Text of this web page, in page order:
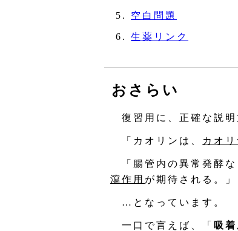
空白問題
生薬リンク
おさらい
復習用に、正確な説明
「カオリンは、 カオ
「腸管内の異常発酵な
瀉作用 が期待される。」
…となっています。
一口で言えば、「 吸